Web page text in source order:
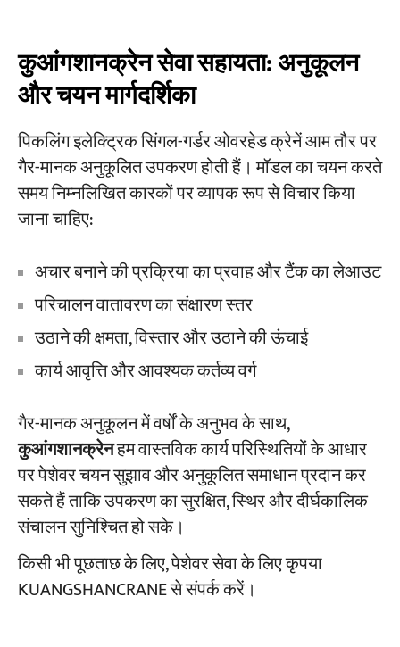
कुआंगशानक्रेन सेवा सहायता: अनुकूलन
और चयन मार्गदर्शिका
पिकलिंग इलेक्ट्रिक सिंगल-गर्डर ओवरहेड क्रेनें आम तौर पर
गैर-मानक अनुकूलित उपकरण होती हैं। मॉडल का चयन करते
समय निम्नलिखित कारकों पर व्यापक रूप से विचार किया
जाना चाहिए:
अचार बनाने की प्रक्रिया का प्रवाह और टैंक का लेआउट
परिचालन वातावरण का संक्षारण स्तर
उठाने की क्षमता, विस्तार और उठाने की ऊंचाई
कार्य आवृत्ति और आवश्यक कर्तव्य वर्ग
गैर-मानक अनुकूलन में वर्षों के अनुभव के साथ,
कुआंगशानक्रेनहम वास्तविक कार्य परिस्थितियों के आधार
पर पेशेवर चयन सुझाव और अनुकूलित समाधान प्रदान कर
सकते हैं ताकि उपकरण का सुरक्षित, स्थिर और दीर्घकालिक
संचालन सुनिश्चित हो सके।
किसी भी पूछताछ के लिए, पेशेवर सेवा के लिए कृपया
KUANGSHANCRANE से संपर्क करें।